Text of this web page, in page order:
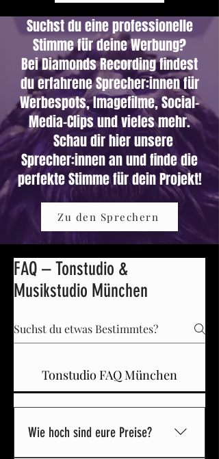
Suchst du eine professionelle
Stimme für deine Werbung?
Bei Diamonds Recording findest
du erfahrene Sprecher:innen für
Werbespots, Imagefilme, Social-
Media-Clips und vieles mehr.
Schau dir hier unsere
Sprecher:innen an und finde die
perfekte Stimme für dein Projekt!
Zu den Sprechern
FAQ – Tonstudio &
Musikstudio München
Tonstudio FAQ München
Wie hoch sind eure Preise?